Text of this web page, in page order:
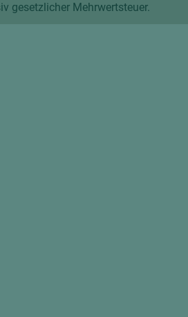
gesetzlicher Mehrwertsteuer.